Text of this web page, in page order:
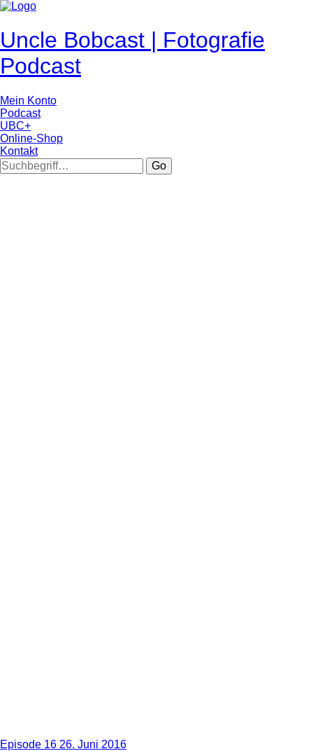
Uncle Bobcast | Fotografie
Podcast
Mein Konto
Podcast
UBC+
Online-Shop
Kontakt
Go
Episode 16 26. Juni 2016